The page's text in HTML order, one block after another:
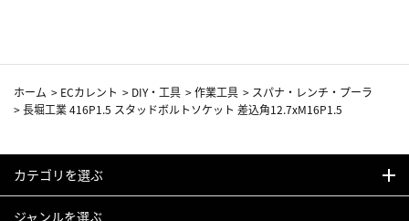
ホーム > ECカレント > DIY・工具 >作業工具 > スパナ・レンチ・プーラ
>長堀工業 416P1.5 スタッドボルトソケット 差込角12.7xM16P1.5
カテゴリを選ぶ
ジャンルを選ぶ